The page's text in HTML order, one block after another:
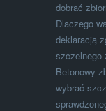
dobrać
Dlaczego
deklaracją
szczelnego
Betonowy
wybrać